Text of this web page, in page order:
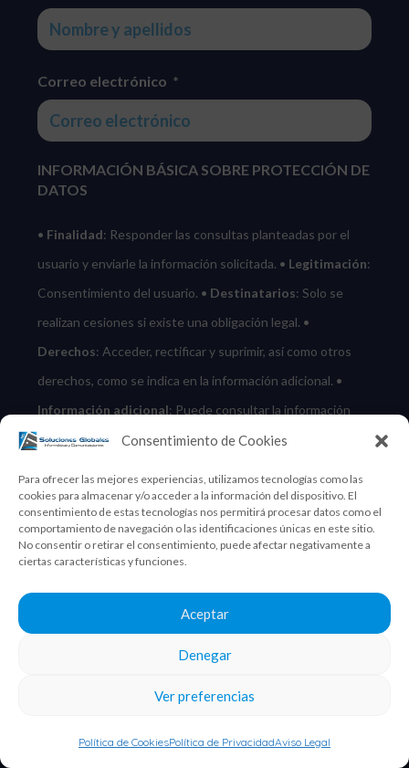
Consentimiento de Cookies
Para ofrecer las mejores experiencias, utilizamos tecnologías como las
cookies para almacenar y/o acceder a la información del dispositivo. El
consentimiento de estas tecnologías nos permitirá procesar datos como el
comportamiento de navegación o las identificaciones únicas en este sitio.
No consentir o retirar el consentimiento, puede afectar negativamente a
ciertas características y funciones.
Aceptar
Denegar
Ver preferencias
Política de CookiesPolítica de PrivacidadAviso Legal
Correo electrónico
INFORMACIÓN BÁSICA SOBRE PROTECCIÓN DE
DATOS
• Finalidad: Responder las consultas planteadas por el
usuario y enviarle la información solicitada. • Legitimación:
Consentimiento del usuario. • Destinatarios: Solo se
realizan cesiones si existe una obligación legal. •
Derechos: Acceder, rectificar y suprimir, así como otros
derechos, como se indica en la información adicional. •
Información adicional: Puede consultar la información
completa de Protección de Datos en nuestra
Informática Multimedia.
POLÍTICA DE PRIVACIDAD
ENVIAR
Colabora
mos con: